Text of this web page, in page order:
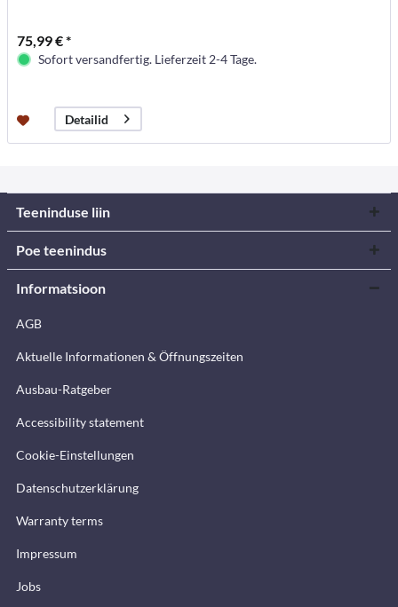
75,99 € *
Sofort versandfertig. Lieferzeit 2-4 Tage.
Detailid
Teeninduse liin
Poe teenindus
Informatsioon
AGB
Aktuelle Informationen & Öffnungszeiten
Ausbau-Ratgeber
Accessibility statement
Cookie-Einstellungen
Datenschutzerklärung
Warranty terms
Impressum
Jobs